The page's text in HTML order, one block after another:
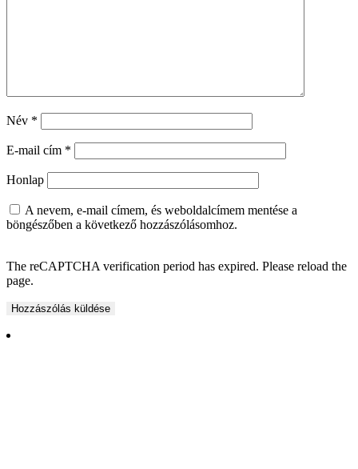
Név *
E-mail cím *
Honlap
A nevem, e-mail címem, és weboldalcímem mentése a
böngészőben a következő hozzászólásomhoz.
The reCAPTCHA verification period has expired. Please reload the
page.